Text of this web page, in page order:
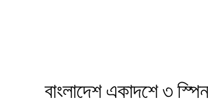
বাংলাদেশ একাদশে ৩